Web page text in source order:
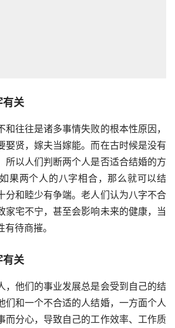
有关
往往是诸多事情失败的根本性原因，
娶贤，嫁夫当嫁能。而在古时候是没有
所以人们判断两个人是否适合结婚的方
果两个人的八字相合，那么就可以结
分和睦少有争端。老人们认为八字不合
家宅不宁，甚至会影响未来的健康，当
待商摧。
关
，他们的事业发展总是会受到自己的结
们和一个不合适的人结婚，一方面个人
而分心，导致自己的工作效率、工作质